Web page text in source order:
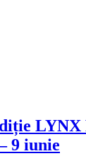
9 iunie